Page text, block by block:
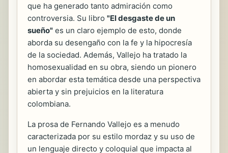
que ha generado tanto admiración como
controversia. Su libro "El desgaste de un
sueño" es un claro ejemplo de esto, donde
aborda su desengaño con la fe y la hipocresía
de la sociedad. Además, Vallejo ha tratado la
homosexualidad en su obra, siendo un pionero
en abordar esta temática desde una perspectiva
abierta y sin prejuicios en la literatura
colombiana.
La prosa de Fernando Vallejo es a menudo
caracterizada por su estilo mordaz y su uso de
un lenguaje directo y coloquial que impacta al